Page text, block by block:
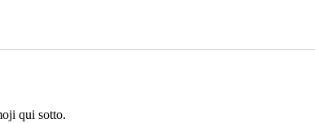
qui sotto.